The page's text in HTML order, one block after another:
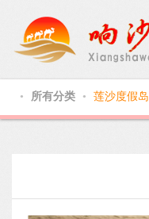
● 所有分类 ● 莲沙度假岛